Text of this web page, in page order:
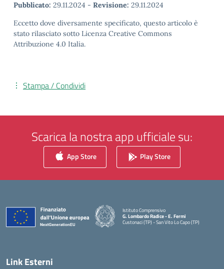
Pubblicato: 29.11.2024 - Revisione: 29.11.2024
Eccetto dove diversamente specificato, questo articolo è
stato rilasciato sotto Licenza Creative Commons
Attribuzione 4.0 Italia.
Stampa / Condividi
Scarica la nostra app ufficiale su:
App Store Play Store
Istituto Comprensivo
G. Lombardo Radice - E. Fermi
Custonaci (TP) - San Vito Lo Capo (TP)
— Visita la pagina iniziale della scuola
Link Esterni